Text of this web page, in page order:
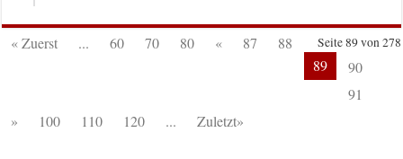
Seite 89 von 278
« Zuerst ... 60 70 80 « 87
88
89
90
91
»
100 110 120 ... Zuletzt»